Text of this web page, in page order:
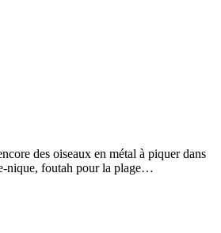
des oiseaux en métal à piquer dans
nique, foutah pour la plage…